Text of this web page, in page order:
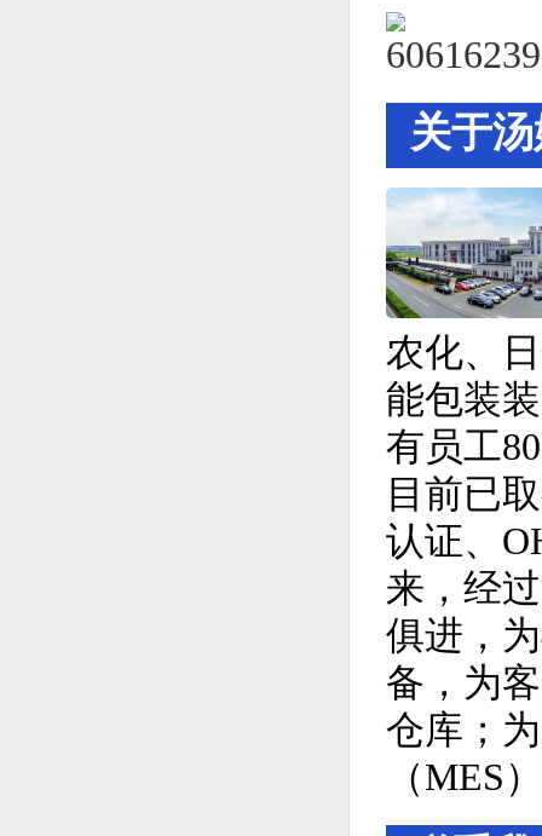
关于
农化、
能包装
有员工
目前已
认证、
来，经
俱进，
备，为
仓库；
（MES